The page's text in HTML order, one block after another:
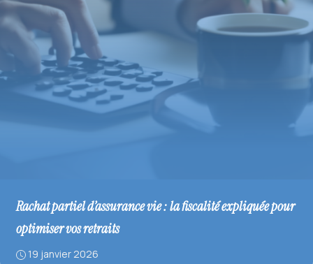
Rachat partiel d’assurance vie : la fiscalité expliquée pour
optimiser vos retraits
19 janvier 2026